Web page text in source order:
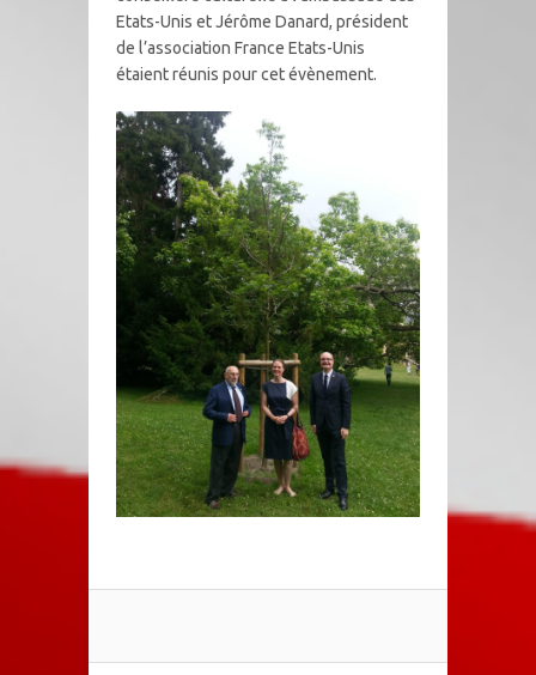
Etats-Unis et Jérôme Danard, président
de l’association France Etats-Unis
étaient réunis pour cet évènement.